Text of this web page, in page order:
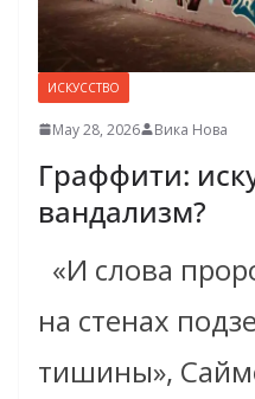
ИСКУССТВО
May 28, 2026 Вика Нова
Граффити:
вандализм?
«И слова
на стенах
тишины»,